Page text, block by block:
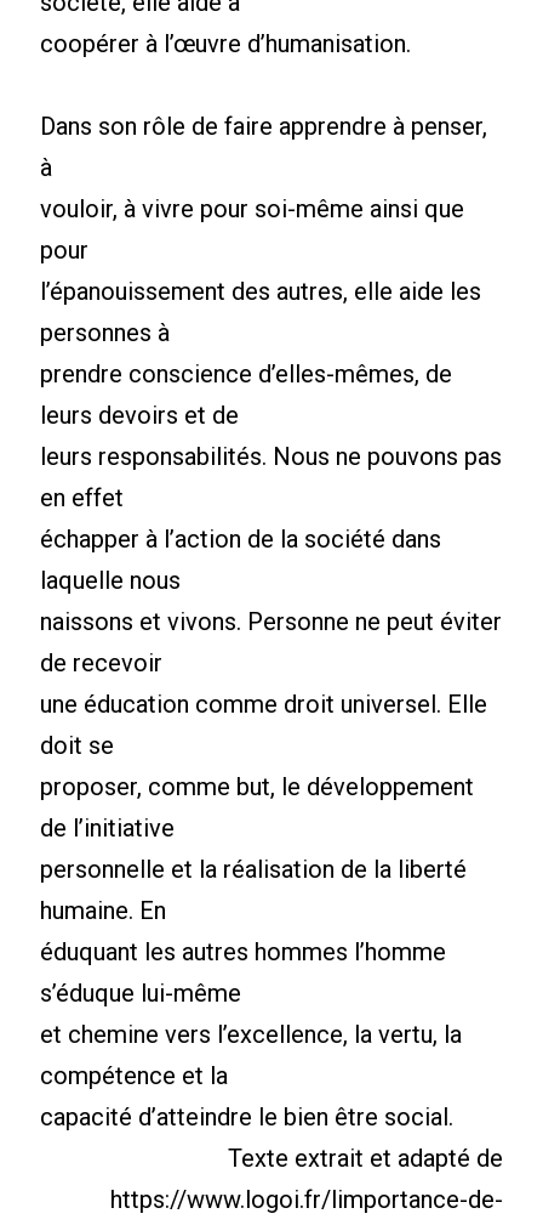
coopérer à l’œuvre d’humanisation.
Dans son rôle de faire apprendre à penser,
à
vouloir, à vivre pour soi-même ainsi que
pour
l’épanouissement des autres, elle aide les
personnes à
prendre conscience d’elles-mêmes, de
leurs devoirs et de
leurs responsabilités. Nous ne pouvons pas
en effet
échapper à l’action de la société dans
laquelle nous
naissons et vivons. Personne ne peut éviter
de recevoir
une éducation comme droit universel. Elle
doit se
proposer, comme but, le développement
de l’initiative
personnelle et la réalisation de la liberté
humaine. En
éduquant les autres hommes l’homme
s’éduque lui-même
et chemine vers l’excellence, la vertu, la
compétence et la
capacité d’atteindre le bien être social.
Texte extrait et adapté de
https://www.logoi.fr/limportance-de-